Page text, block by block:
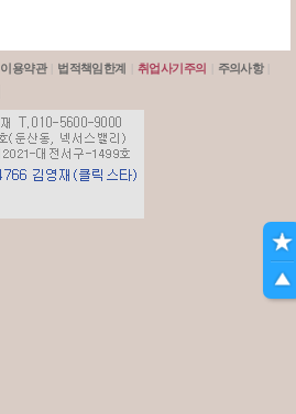
이용약관 법적책임한계 취업사기주의 주의사항